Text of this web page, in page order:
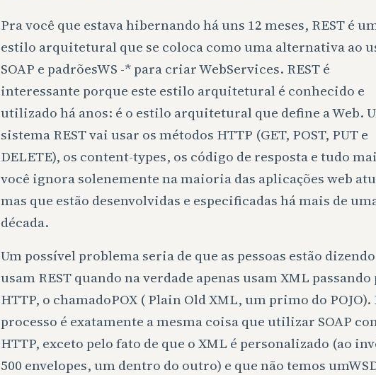
Pra você que estava hibernando há uns 12 meses, REST é
estilo arquitetural que se coloca como uma alternativa ao
SOAP e padrõesWS -* para criar WebServices. REST é
interessante porque este estilo arquitetural é conhecido e
utilizado há anos: é o estilo arquitetural que define a Web.
sistema REST vai usar os métodos HTTP (GET, POST, PUT e
DELETE), os content-types, os código de resposta e tudo
você ignora solenemente na maioria das aplicações web
mas que estão desenvolvidas e especificadas há mais de
década.
Um possível problema seria de que as pessoas estão
usam REST quando na verdade apenas usam XML passando
HTTP, o chamadoPOX ( Plain Old XML, um primo do POJO).
processo é exatamente a mesma coisa que utilizar SOAP
HTTP, exceto pelo fato de que o XML é personalizado (ao
500 envelopes, um dentro do outro) e que não temos